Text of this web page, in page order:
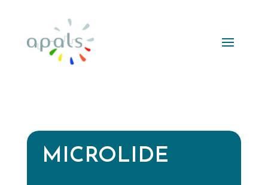
MICROLIDE